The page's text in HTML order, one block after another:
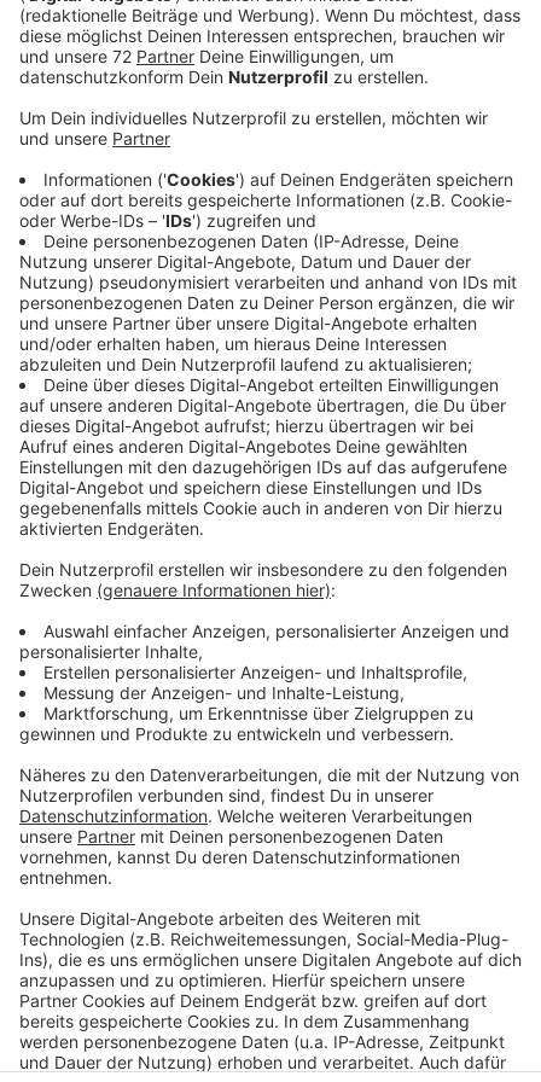
"Didn’t I" ist nach "Wanted" und "Rescue Me" die dritte
Single aus dem neuen Album der Band aus Colorado
Springs. Bei allen Songs merkt man mal wieder: Sänger
und Songschreiber Ryan Tedder hat ein echtes
Erkentnis. Spätestens seit er für Beyoncé ihren Hit
"Halo" mitgeschrieben hat, ist klar: Der Mann kann
gute, eingängige Pop-Songs.
Anzeige
Wir benötigen Ihre
Zustimmung, um den YouTube
Video-Service zu laden!
Wir verwenden einen Service eines
einzubetten. Dieser Service kann
Daten zu Ihren Aktivitäten
sammeln. Bitte lesen Sie die
Details durch und stimmen Sie der
Nutzung des Service zu, um dieses
Video anzusehen.
Mehr Informationen
Akzeptieren
OneRepublic - Didn’t I (Official Music Video)
Anzeige
Anzeige